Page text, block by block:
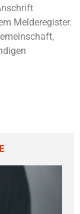
Melderegister.